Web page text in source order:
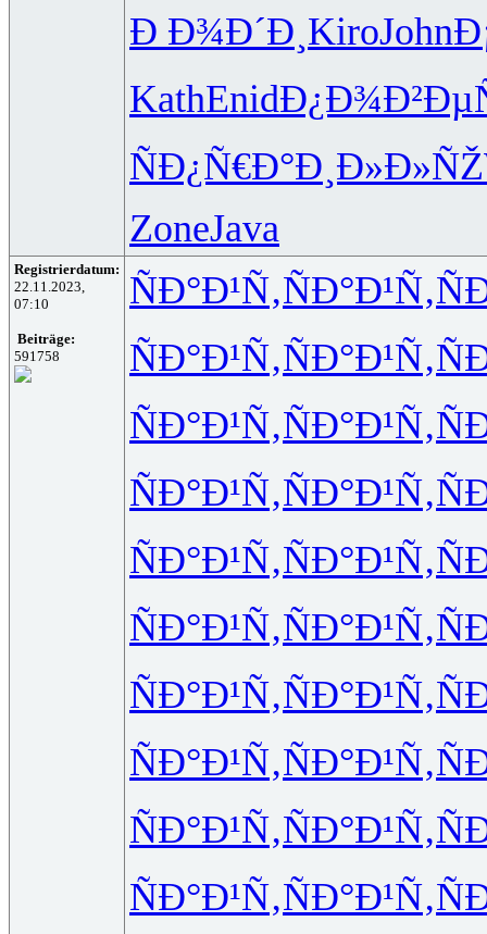
Ð Ð¾Ð´Ð¸ KiroJohn
KathEnidÐ¿Ð¾Ð²Ðµ
ÑÐ¿Ñ€Ð°Ð¸Ð»Ð»ÑŽ
ZoneJava
Registrierdatum:
22.11.2023,
07:10
Beiträge:
591758
ÑÐ°Ð¹Ñ‚ÑÐ°Ð¹Ñ‚
ÑÐ°Ð¹Ñ‚ÑÐ°Ð¹Ñ‚
ÑÐ°Ð¹Ñ‚ÑÐ°Ð¹Ñ‚
ÑÐ°Ð¹Ñ‚ÑÐ°Ð¹Ñ‚
ÑÐ°Ð¹Ñ‚ÑÐ°Ð¹Ñ‚
ÑÐ°Ð¹Ñ‚ÑÐ°Ð¹Ñ‚
ÑÐ°Ð¹Ñ‚ÑÐ°Ð¹Ñ‚
ÑÐ°Ð¹Ñ‚ÑÐ°Ð¹Ñ‚
ÑÐ°Ð¹Ñ‚ÑÐ°Ð¹Ñ‚
ÑÐ°Ð¹Ñ‚ÑÐ°Ð¹Ñ‚